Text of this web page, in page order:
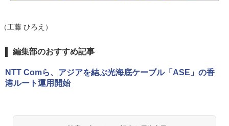
（工藤 ひろえ）
編集部のおすすめ記事
NTT Comら、アジアを結ぶ光海底ケーブル「ASE」の香
港ルート運用開始